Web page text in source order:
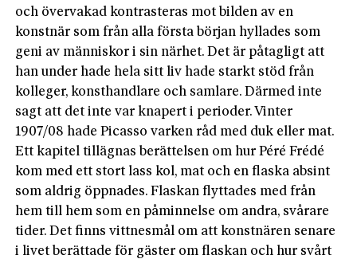
och övervakad kontrasteras mot bilden av en
konstnär som från alla första början hyllades som
geni av människor i sin närhet. Det är påtagligt att
han under hade hela sitt liv hade starkt stöd från
kolleger, konsthandlare och samlare. Därmed inte
sagt att det inte var knapert i perioder. Vinter
1907/08 hade Picasso varken råd med duk eller mat.
Ett kapitel tillägnas berättelsen om hur Péré Frédé
kom med ett stort lass kol, mat och en flaska absint
som aldrig öppnades. Flaskan flyttades med från
hem till hem som en påminnelse om andra, svårare
tider. Det finns vittnesmål om att konstnären senare
i livet berättade för gäster om flaskan och hur svårt